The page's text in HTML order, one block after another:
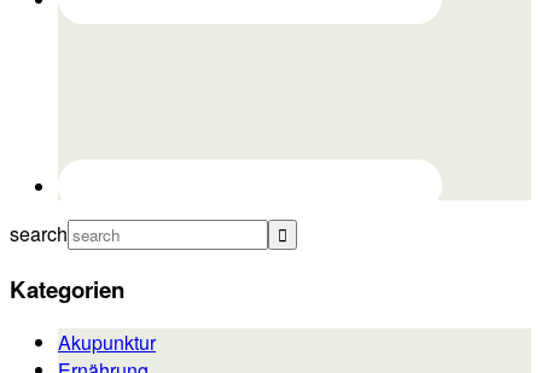
search
Kategorien
Akupunktur